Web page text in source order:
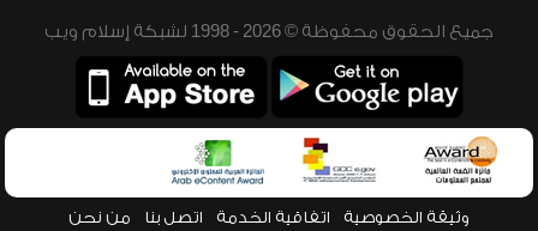
جميع الحقوق محفوظة © 2026 - 1998 لشبكة إسلام ويب
وثيقة الخصوصية اتفاقية الخدمة اتصل بنا من نحن